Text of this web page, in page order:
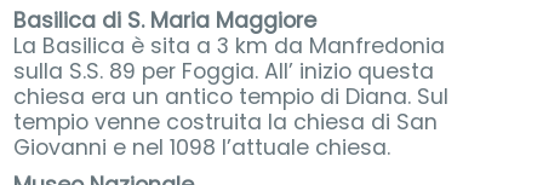
Basilica di S. Maria Maggiore
La Basilica è sita a 3 km da Manfredonia
sulla S.S. 89 per Foggia. All’ inizio questa
chiesa era un antico tempio di Diana. Sul
tempio venne costruita la chiesa di San
Giovanni e nel 1098 l’attuale chiesa.